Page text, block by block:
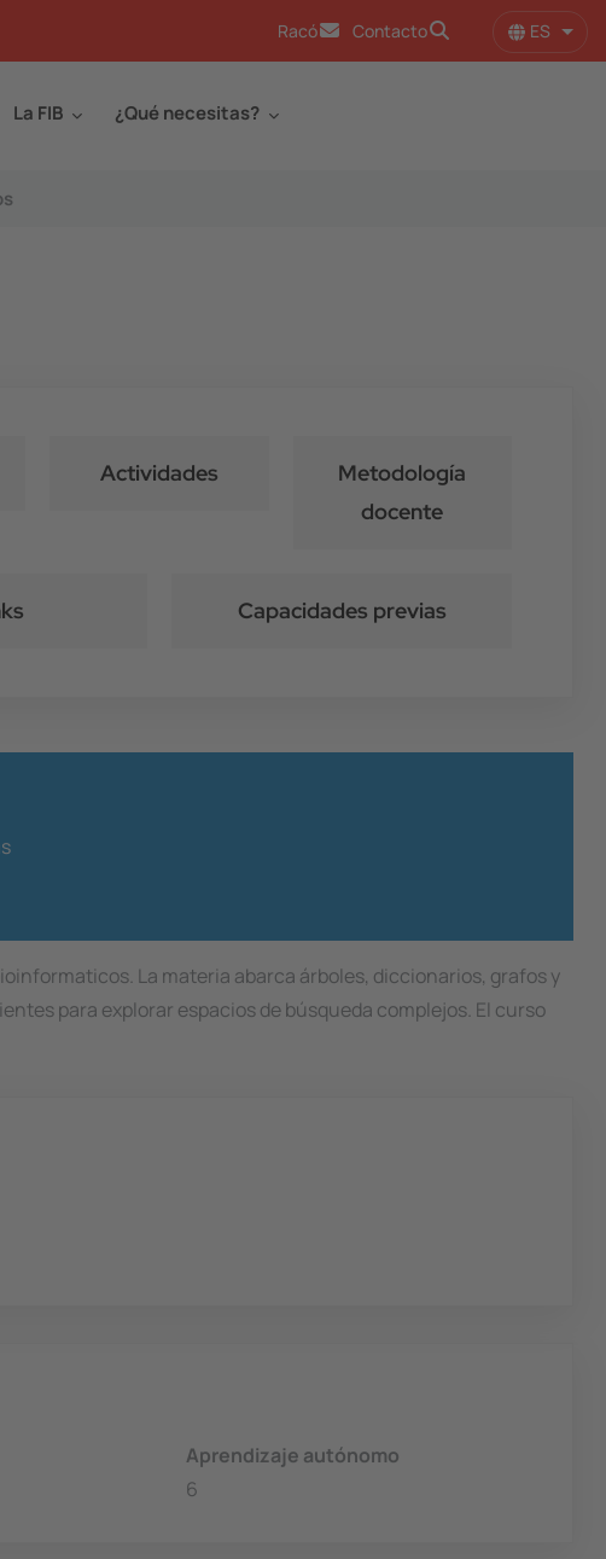
Racó Contacto ES
La FIB ¿Qué necesitas?
Actividades
Metodología
docente
Capacidades previas
La materia abarca árboles, diccionarios, grafos y
para explorar espacios de búsqueda complejos. El curso
Aprendizaje autónomo
6